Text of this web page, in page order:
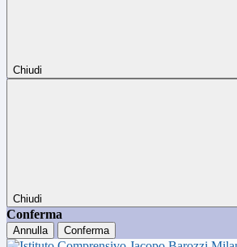
Chiudi
Chiudi
Conferma
Annulla Conferma